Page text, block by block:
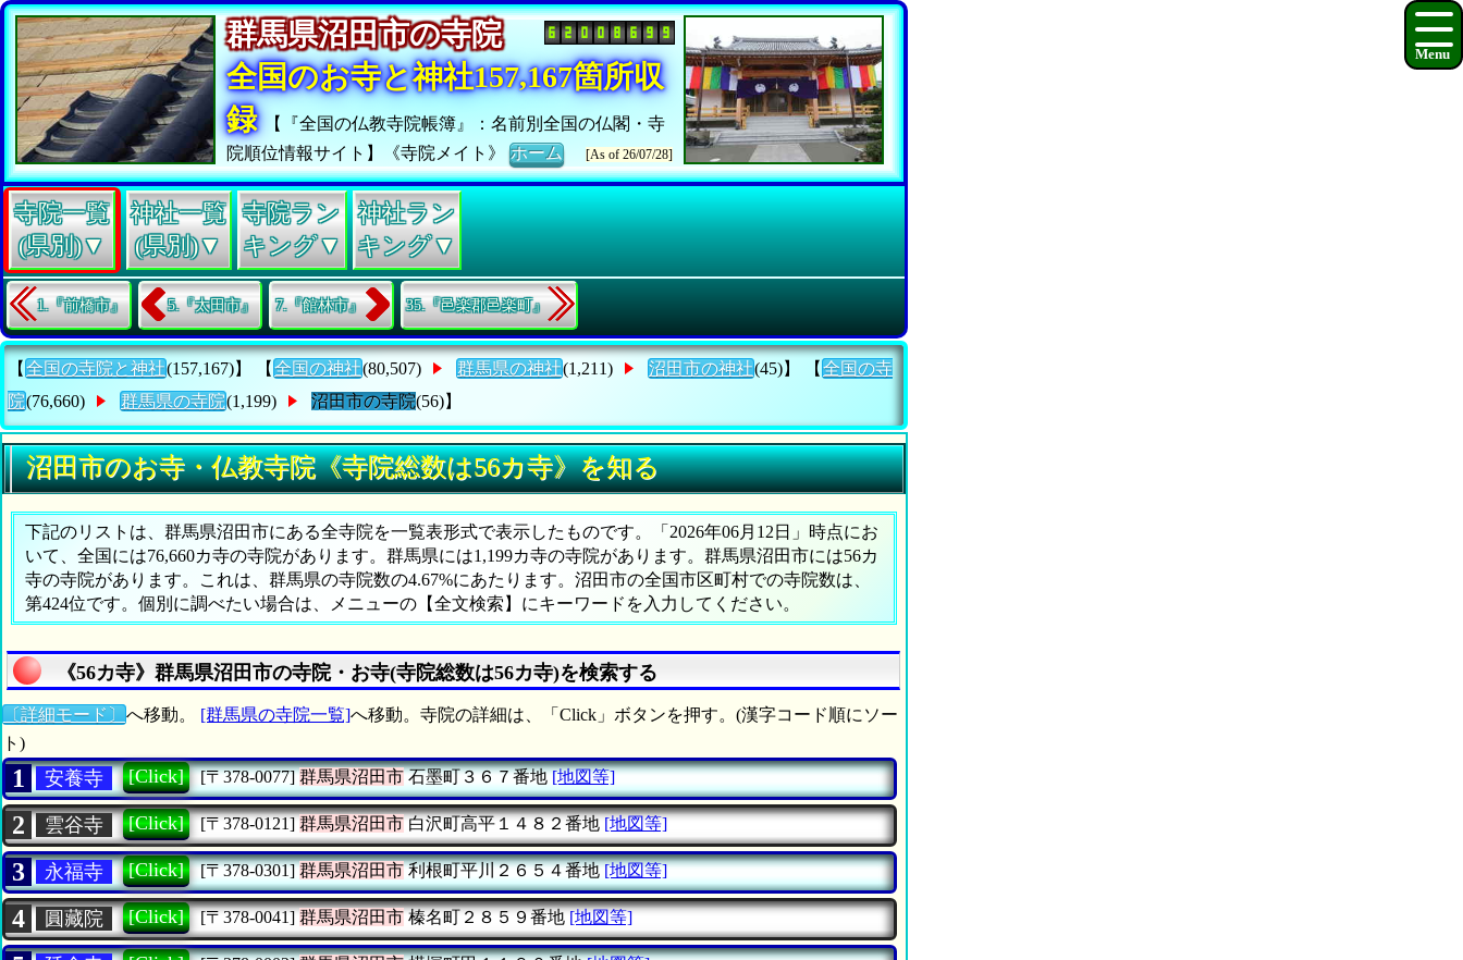
群馬県沼田市の寺院
全国のお寺と神社157,167箇所収
録
【『全国の仏教寺院帳簿』：名前別全国の仏閣・寺
院順位情報サイト】《寺院メイト》ホーム [As of 26/07/28]
寺院一覧
(県別)▼
神社一覧
(県別)▼
寺院ラン
キング▼
神社ラン
キング▼
1.『前橋市』 5.『太田市』 7.『館林市』 35.『邑楽郡邑楽町』
【 全国の寺院と神社(157,167)】 【 全国の神社(80,507) 群馬県の神社(1,211) 沼田市の神社(45)】 【 全国の寺
院(76,660) 群馬県の寺院(1,199) 沼田市の寺院(56)】
沼田市のお寺・仏教寺院《寺院総数は56カ寺》を知る
下記のリストは、群馬県沼田市にある全寺院を一覧表形式で表示したものです。「2026年06月12日」時点にお
いて、全国には76,660カ寺の寺院があります。群馬県には1,199カ寺の寺院があります。群馬県沼田市には56カ
寺の寺院があります。これは、群馬県の寺院数の4.67%にあたります。沼田市の全国市区町村での寺院数は、
第424位です。個別に調べたい場合は、メニューの【全文検索】にキーワードを入力してください。
《56カ寺》群馬県沼田市の寺院・お寺(寺院総数は56カ寺)を検索する
〔詳細モード〕 へ移動。 [群馬県の寺院一覧]へ移動。寺院の詳細は、「Click」ボタンを押す。(漢字コード順にソー
ト)
1 安養寺 [Click] [〒378-0077] 群馬県沼田市石墨町３６７番地 [地図等]
2 雲谷寺 [Click] [〒378-0121] 群馬県沼田市白沢町高平１４８２番地 [地図等]
3 永福寺 [Click] [〒378-0301] 群馬県沼田市利根町平川２６５４番地 [地図等]
4 圓藏院 [Click] [〒378-0041] 群馬県沼田市榛名町２８５９番地 [地図等]